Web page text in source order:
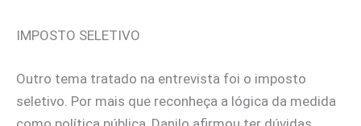
IMPOSTO SELETIVO
Outro tema tratado na entrevista foi o imposto
seletivo. Por mais que reconheça a lógica da medida